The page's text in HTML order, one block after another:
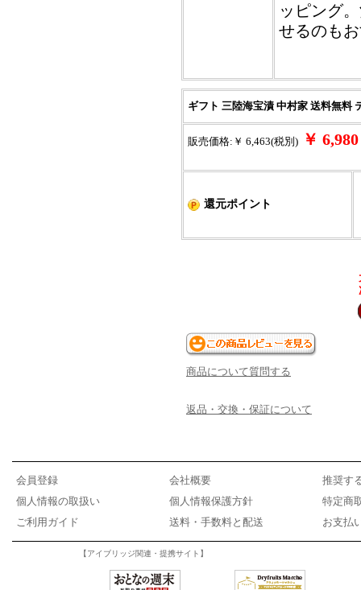
ッピング
せるのも
ギフト 三陸海宝漬 中村家 送料無料
販売価格:￥ 6,463(税別) ￥
還元ポイント
商品について質問する
返品・交換・保証について
会員登録 会社概要
推奨す
個人情報の取扱い
個人情報保護方針
特定商
ご利用ガイド
送料・手数料と配送 お支払
【アイブリッジ関連・提携サイト】